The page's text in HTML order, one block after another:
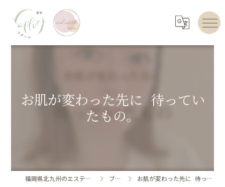
お肌が変わった先に 待ってい
たもの。
福岡県北九州のエステならrapport ブログ お肌が変わった先に 待っていたもの。